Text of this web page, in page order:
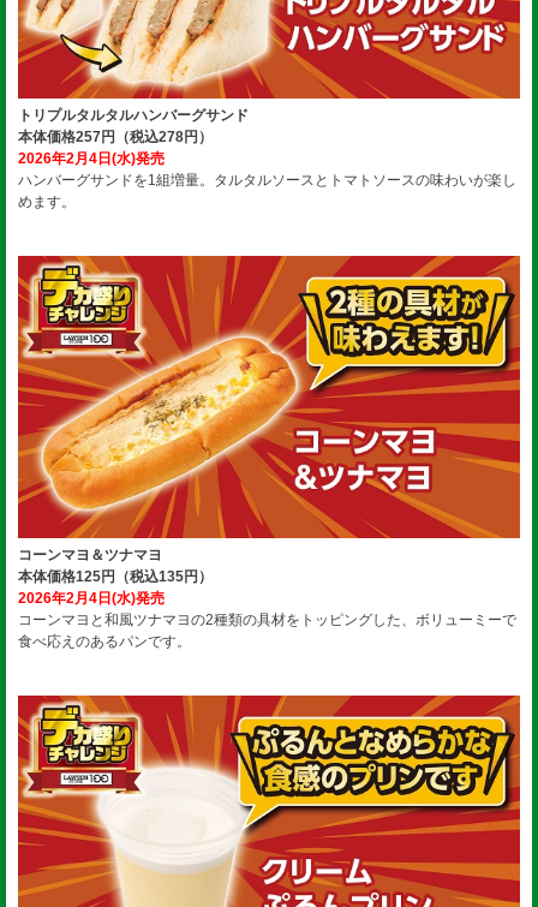
トリプルタルタルハンバーグサンド
本体価格257円（税込278円）
2026年2月4日(水)発売
ハンバーグサンドを1組増量。タルタルソースとトマトソースの味わいが楽し
めます。
コーンマヨ＆ツナマヨ
本体価格125円（税込135円）
2026年2月4日(水)発売
コーンマヨと和風ツナマヨの2種類の具材をトッピングした、ボリューミーで
食べ応えのあるパンです。